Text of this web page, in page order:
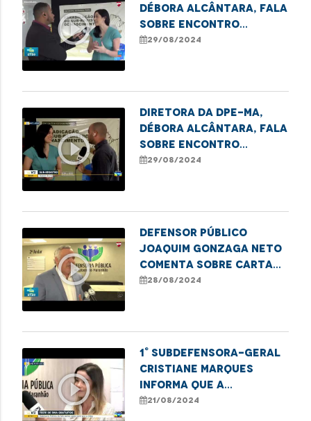
play_circle_outline
Débora Alcântara, fala
sobre Encontro
Estadual para
29/08/2024
play_circle_outline
Diretora da DPE-MA,
Débora Alcântara, fala
sobre Encontro
Estadual para
29/08/2024
play_circle_outline
Defensor Público
Joaquim Gonzaga Neto
comenta sobre carta
aberta da UNICEF
28/08/2024
play_circle_outline
1° Subdefensora-geral
Cristiane Marques
informa que a
Defensoria Pública
21/08/2024